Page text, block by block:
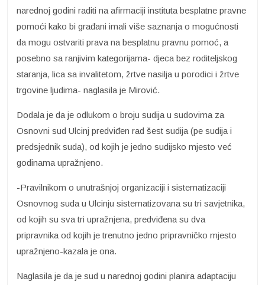
narednoj godini raditi na afirmaciji instituta besplatne pravne
pomoći kako bi građani imali više saznanja o mogućnosti
da mogu ostvariti prava na besplatnu pravnu pomoć, a
posebno sa ranjivim kategorijama- djeca bez roditeljskog
staranja, lica sa invalitetom, žrtve nasilja u porodici i žrtve
trgovine ljudima- naglasila je Mirović.
Dodala je da je odlukom o broju sudija u sudovima za
Osnovni sud Ulcinj predviđen rad šest sudija (pe sudija i
predsjednik suda), od kojih je jedno sudijsko mjesto već
godinama upražnjeno.
-Pravilnikom o unutrašnjoj organizaciji i sistematizaciji
Osnovnog suda u Ulcinju sistematizovana su tri savjetnika,
od kojih su sva tri upražnjena, predviđena su dva
pripravnika od kojih je trenutno jedno pripravničko mjesto
upražnjeno-kazala je ona.
Naglasila je da je sud u narednoj godini planira adaptaciju